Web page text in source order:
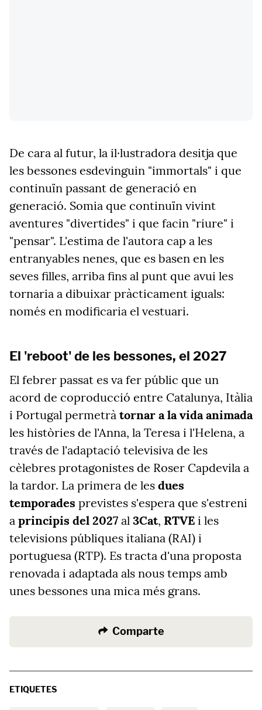
De cara al futur, la il·lustradora desitja que
les bessones esdevinguin "immortals" i que
continuïn passant de generació en
generació. Somia que continuïn vivint
aventures "divertides" i que facin "riure" i
"pensar". L'estima de l'autora cap a les
entranyables nenes, que es basen en les
seves filles, arriba fins al punt que avui les
tornaria a dibuixar pràcticament iguals:
només en modificaria el vestuari.
El 'reboot' de les bessones, el 2027
El febrer passat es va fer públic que un
acord de coproducció entre Catalunya, Itàlia
i Portugal permetrà tornar a la vida animada
les històries de l'Anna, la Teresa i l'Helena, a
través de l'adaptació televisiva de les
cèlebres protagonistes de Roser Capdevila a
la tardor. La primera de les dues
temporades previstes s'espera que s'estreni
a principis del 2027 al 3Cat, RTVE i les
televisions públiques italiana (RAI) i
portuguesa (RTP). Es tracta d'una proposta
renovada i adaptada als nous temps amb
unes bessones una mica més grans.
Comparte
ETIQUETES